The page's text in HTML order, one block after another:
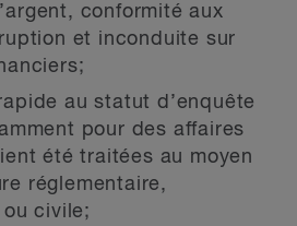
conformité aux
et inconduite sur
au statut d’enquête
pour des affaires
été traitées au moyen
réglementaire,
civile;